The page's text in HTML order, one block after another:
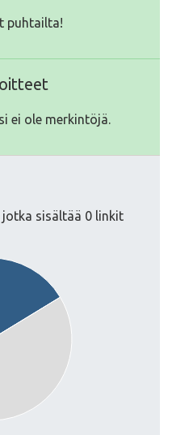
puhtailta!
ei ole merkintöjä.
jotka sisältää 0 linkit